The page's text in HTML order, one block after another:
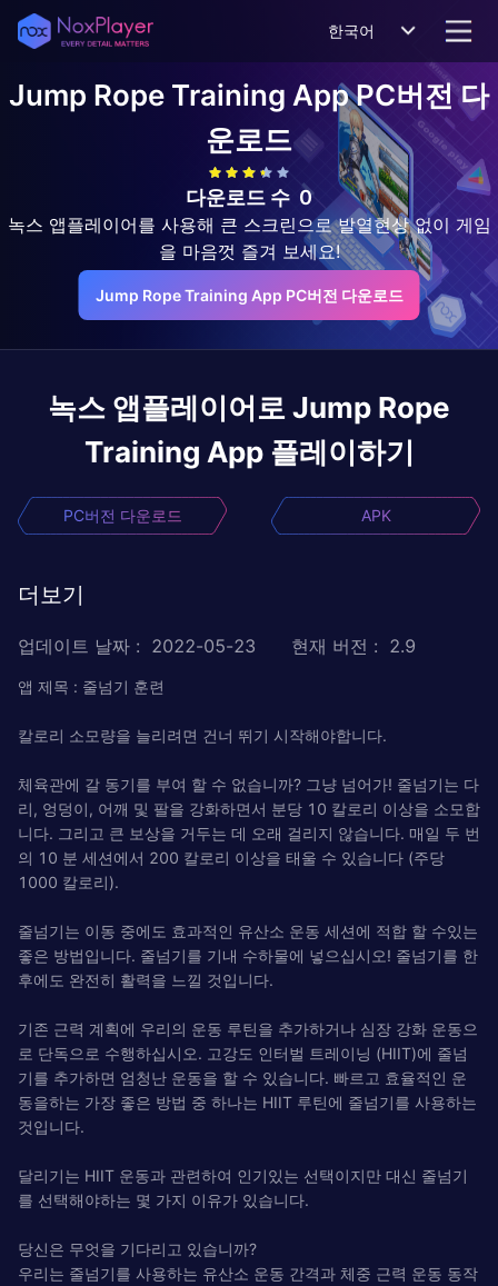
한국어
Jump Rope Training AppPC버전 다
운로드
다운로드 수 0
녹스 앱플레이어를 사용해 큰 스크린으로 발열현상 없이 게임
을 마음껏 즐겨 보세요!
Jump Rope Training App PC버전 다운로드
녹스 앱플레이어로 Jump Rope
Training App 플레이하기
PC버전 다운로드 APK
더보기
업데이트 날짜 : 2022-05-23 현재 버전 : 2.9
앱 제목 : 줄넘기 훈련
칼로리 소모량을 늘리려면 건너 뛰기 시작해야합니다.
체육관에 갈 동기를 부여 할 수 없습니까? 그냥 넘어가! 줄넘기는 다
리, 엉덩이, 어깨 및 팔을 강화하면서 분당 10 칼로리 이상을 소모합
니다. 그리고 큰 보상을 거두는 데 오래 걸리지 않습니다. 매일 두 번
의 10 분 세션에서 200 칼로리 이상을 태울 수 있습니다 (주당
1000 칼로리).
줄넘기는 이동 중에도 효과적인 유산소 운동 세션에 적합 할 수있는
좋은 방법입니다. 줄넘기를 기내 수하물에 넣으십시오! 줄넘기를 한
후에도 완전히 활력을 느낄 것입니다.
기존 근력 계획에 우리의 운동 루틴을 추가하거나 심장 강화 운동으
로 단독으로 수행하십시오. 고강도 인터벌 트레이닝 (HIIT)에 줄넘
기를 추가하면 엄청난 운동을 할 수 있습니다. 빠르고 효율적인 운
동을하는 가장 좋은 방법 중 하나는 HIIT 루틴에 줄넘기를 사용하는
것입니다.
달리기는 HIIT 운동과 관련하여 인기있는 선택이지만 대신 줄넘기
를 선택해야하는 몇 가지 이유가 있습니다.
당신은 무엇을 기다리고 있습니까?
우리는 줄넘기를 사용하는 유산소 운동 간격과 체중 근력 운동 동작